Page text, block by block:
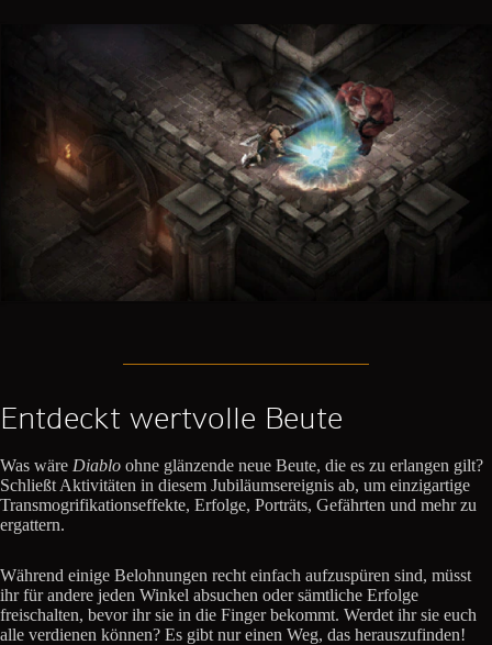
Entdeckt wertvolle Beute
Was wäre Diablo ohne glänzende neue Beute, die es zu erlangen gilt?
Schließt Aktivitäten in diesem Jubiläumsereignis ab, um einzigartige
Transmogrifikationseffekte, Erfolge, Porträts, Gefährten und mehr zu
ergattern.
Während einige Belohnungen recht einfach aufzuspüren sind, müsst
ihr für andere jeden Winkel absuchen oder sämtliche Erfolge
freischalten, bevor ihr sie in die Finger bekommt. Werdet ihr sie euch
alle verdienen können? Es gibt nur einen Weg, das herauszufinden!